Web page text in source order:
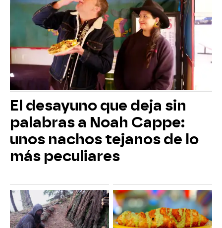
El desayuno que deja sin
palabras a Noah Cappe:
unos nachos tejanos de lo
más peculiares